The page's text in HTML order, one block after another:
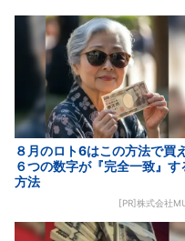
８月のロト6はこの方法で買
６つの数字が『完全一致』す
方法
[PR]株式会社